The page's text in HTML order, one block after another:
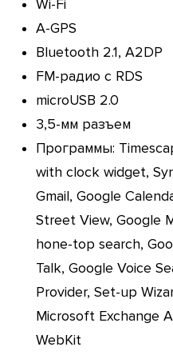
Wi-Fi
A-GPS
Bluetooth 2.1, A2DP
FM-радио с RDS
microUSB 2.0
3,5-мм разъем
Программы:
with clock widget,
Gmail, Google
Street View, Google
hone-top search,
Talk, Google Voice
Provider, Set-up
Microsoft Exchange
WebKit